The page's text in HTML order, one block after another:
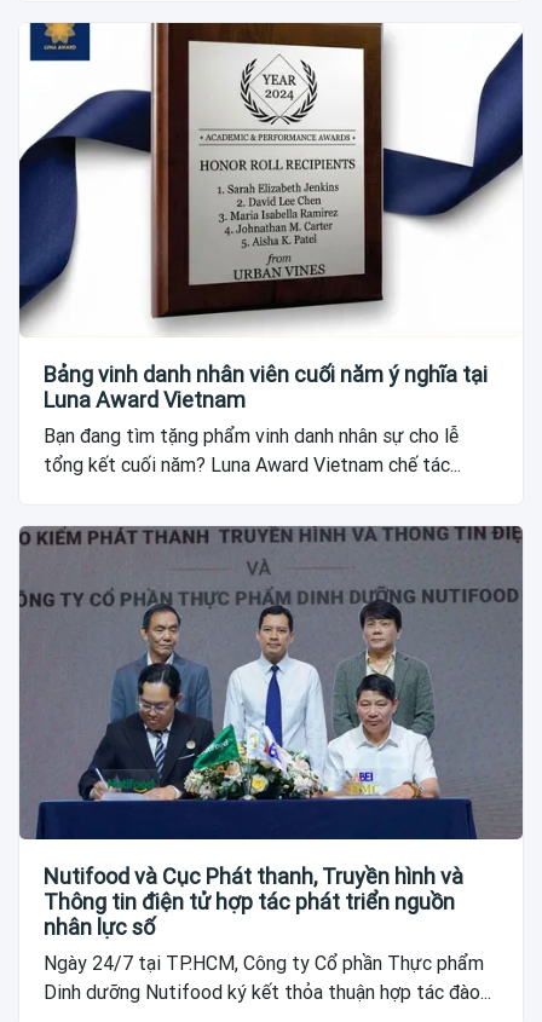
Bảng vinh danh nhân viên cuối năm ý nghĩa tại
Luna Award Vietnam
Bạn đang tìm tặng phẩm vinh danh nhân sự cho lễ
tổng kết cuối năm? Luna Award Vietnam chế tác...
Nutifood và Cục Phát thanh, Truyền hình và
Thông tin điện tử hợp tác phát triển nguồn
nhân lực số
Ngày 24/7 tại TP.HCM, Công ty Cổ phần Thực phẩm
Dinh dưỡng Nutifood ký kết thỏa thuận hợp tác đào...